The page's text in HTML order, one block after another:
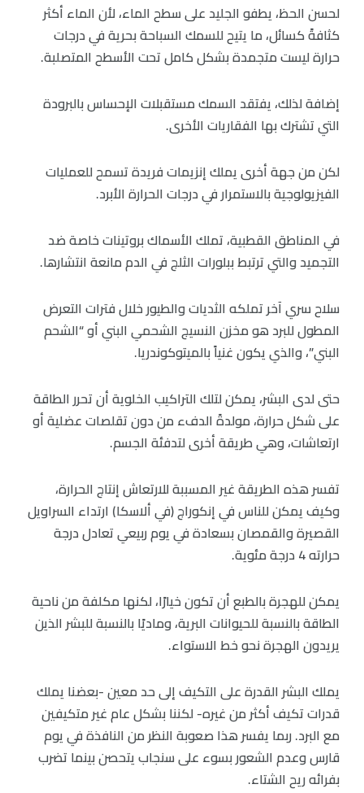
لحسن الحظ، يطفو الجليد على سطح الماء، لأن الماء أكثر
كثافةً كسائل، ما يتيح للسمك السباحة بحرية في درجات
حرارة ليست متجمدة بشكل كامل تحت الأسطح المتصلبة.
إضافة لذلك، يفتقد السمك مستقبلات الإحساس بالبرودة
التي تشترك بها الفقاريات الأخرى.
لكن من جهة أخرى يملك إنزيمات فريدة تسمح للعمليات
الفيزيولوجية بالاستمرار في درجات الحرارة الأبرد.
في المناطق القطبية، تملك الأسماك بروتينات خاصة ضد
التجميد والتي ترتبط ببلورات الثلج في الدم مانعة انتشارها.
سلاح سري آخر تملكه الثديات والطيور خلال فترات التعرض
المطول للبرد هو مخزن النسيج الشحمي البني أو “الشحم
البني”، والذي يكون غنياً بالميتوكوندريا.
حتى لدى البشر، يمكن لتلك التراكيب الخلوية أن تحرر الطاقة
على شكل حرارة، مولدةً الدفء من دون تقلصات عضلية أو
ارتعاشات، وهي طريقة أخرى لتدفئة الجسم.
تفسر هذه الطريقة غير المسببة للارتعاش إنتاج الحرارة،
وكيف يمكن للناس في إنكوراج (في ألاسكا) ارتداء السراويل
القصيرة والقمصان بسعادة في يوم ربيعي تعادل درجة
حرارته 4 درجة مئوية.
يمكن للهجرة بالطبع أن تكون خيارًا، لكنها مكلفة من ناحية
الطاقة بالنسبة للحيوانات البرية، وماديًا بالنسبة للبشر الذين
يريدون الهجرة نحو خط الاستواء.
يملك البشر القدرة على التكيف إلى حد معين -بعضنا يملك
قدرات تكيف أكثر من غيره- لكننا بشكل عام غير متكيفين
مع البرد. ربما يفسر هذا صعوبة النظر من النافذة في يوم
قارس وعدم الشعور بسوء على سنجاب يتحصن بينما تضرب
بفرائه ريح الشتاء.